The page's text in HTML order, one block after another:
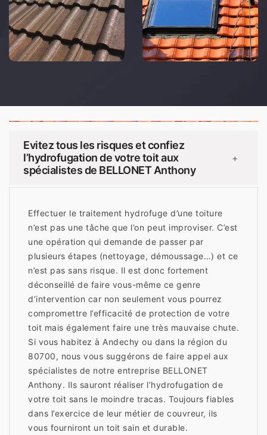
Evitez tous les risques et confiez
l’hydrofugation de votre toit aux
spécialistes de BELLONET Anthony
+
Effectuer le traitement hydrofuge d’une toiture
n’est pas une tâche que l’on peut improviser. C’est
une opération qui demande de passer par
plusieurs étapes (nettoyage, démoussage…) et ce
n’est pas sans risque. Il est donc fortement
déconseillé de faire vous-même ce genre
d’intervention car non seulement vous pourrez
compromettre l’efficacité de protection de votre
toit mais également faire une très mauvaise chute.
Si vous habitez à Andechy ou dans la région du
80700, nous vous suggérons de faire appel aux
spécialistes de notre entreprise BELLONET
Anthony. Ils sauront réaliser l’hydrofugation de
votre toit sans le moindre tracas. Toujours fiables
dans l’exercice de leur métier de couvreur, ils
vous fourniront un toit sain et durable.